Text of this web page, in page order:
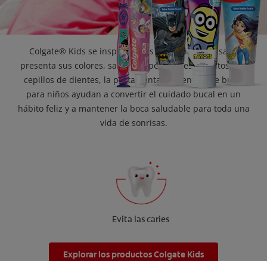
Colgate® Kids se inspira en las pequeñas sonrisas y
presenta sus colores, sabores y personajes favoritos. Los
cepillos de dientes, la pasta dental y el enjuague bucal
para niños ayudan a convertir el cuidado bucal en un
hábito feliz y a mantener la boca saludable para toda una
vida de sonrisas.
Evita las caries
Explorar los productos Colgate Kids